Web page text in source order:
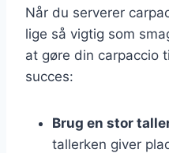
Når du serverer
lige så vigtig som
at gøre din carpaccio
succes:
Brug en stor
tallerken giver